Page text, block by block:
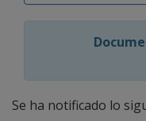
Se ha notificado lo